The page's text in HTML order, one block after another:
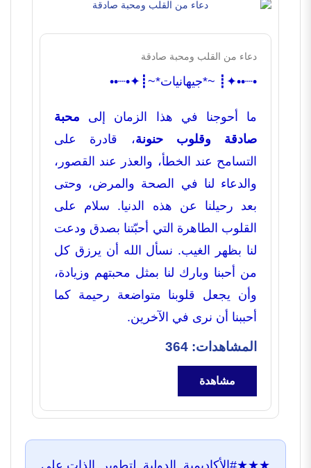
دعاء من القلب ومحبة صادقة
•┈••✦┋ ~*جيهانيات*~┋✦•┈••
ما أحوجنا في هذا الزمان إلى محبة
صادقة وقلوب حنونة، قادرة على
التسامح عند الخطأ، والعذر عند القصور،
والدعاء لنا في الصحة والمرض، وحتى
بعد رحيلنا عن هذه الدنيا. سلام على
القلوب الطاهرة التي أحبّتنا بصدق ودعت
لنا بظهر الغيب. نسأل الله أن يرزق كل
من أحبنا وبارك لنا بمثل محبتهم وزيادة،
وأن يجعل قلوبنا متواضعة رحيمة كما
أحببنا أن نرى في الآخرين.
المشاهدات: 364
مشاهدة
★★★#الأكاديمية_الدولية_لتطوير_الذات على